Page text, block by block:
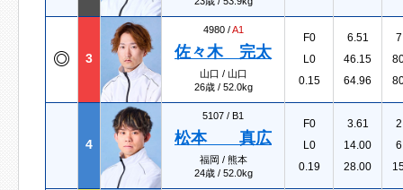
3
4980 /A1
佐々木 完太
山口 / 山口
26歳 / 52.0kg
F0
L0
0.15
6.51
46.15
64.96
4
5107 / B1
松本 真広
福岡 / 熊本
24歳 / 52.0kg
F0
L0
0.19
3.61
14.00
28.00